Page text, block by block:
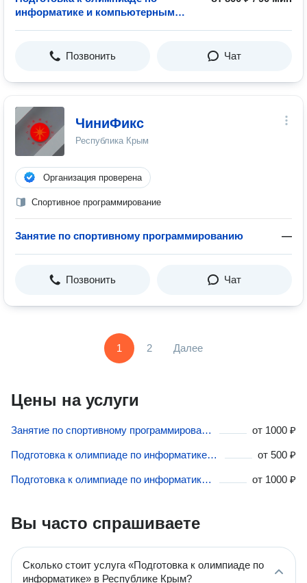
информатике и компьютерным
Позвонить Чат
ЧиниФикс
Республика Крым
Организация проверена
Спортивное программирование
Занятие по спортивному программированию —
Позвонить Чат
1 2 Далее
Цены на услуги
Занятие по спортивному программированию в Республике Крым от 1000 ₽
Подготовка к олимпиаде по информатике и компьютерным наукам в Республике Крым от 500 ₽
Подготовка к олимпиаде по информатике в Республике Крым от 1000 ₽
Вы часто спрашиваете
Сколько стоит услуга «Подготовка к олимпиаде по
информатике» в Республике Крым?